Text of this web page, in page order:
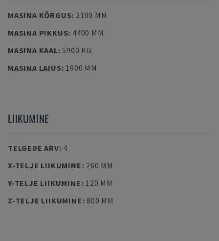
MASINA KÕRGUS: 2100 MM
MASINA PIKKUS: 4400 MM
MASINA KAAL:5900 KG
MASINA LAIUS: 1900 MM
LIIKUMINE
TELGEDE ARV: 4
X-TELJE LIIKUMINE : 260 MM
Y-TELJE LIIKUMINE : 120 MM
Z-TELJE LIIKUMINE : 800 MM